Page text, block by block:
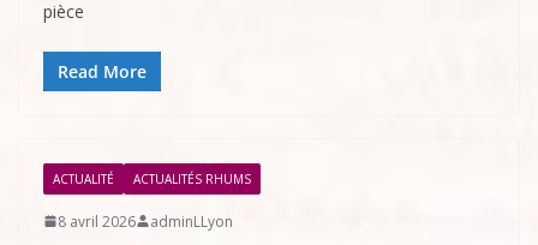
pièce
Read More
ACTUALITÉ ACTUALITÉS RHUMS
8 avril 2026 adminLLyon